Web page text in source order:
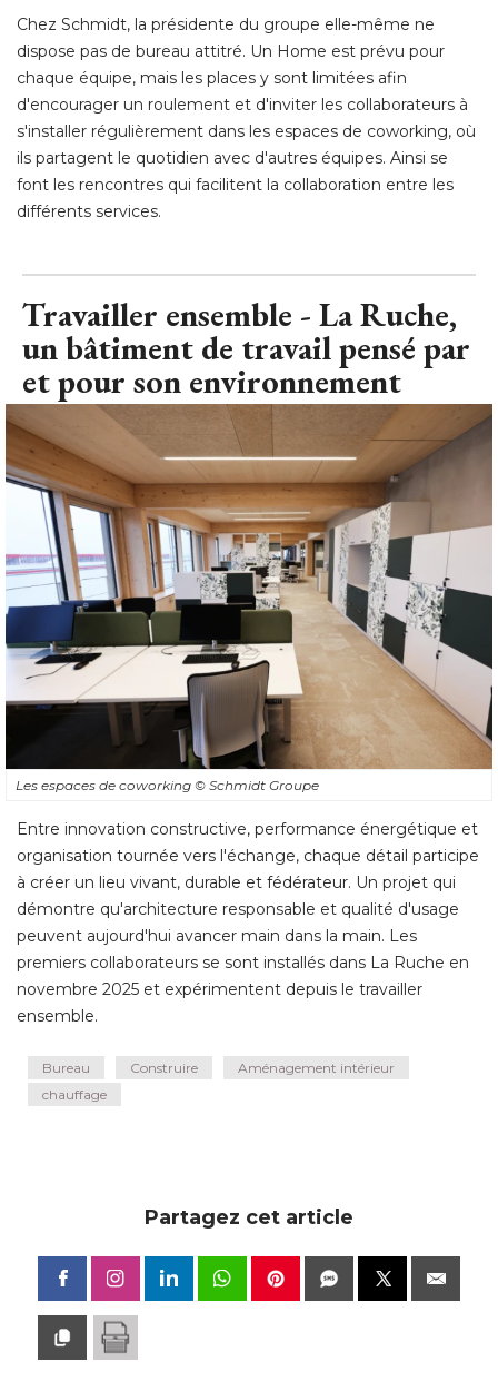
Chez Schmidt, la présidente du groupe elle-même ne
dispose pas de bureau attitré. Un Home est prévu pour
chaque équipe, mais les places y sont limitées afin
d'encourager un roulement et d'inviter les collaborateurs à
s'installer régulièrement dans les espaces de coworking, où
ils partagent le quotidien avec d'autres équipes. Ainsi se
font les rencontres qui facilitent la collaboration entre les
différents services.
Travailler ensemble - La Ruche,
un bâtiment de travail pensé par
et pour son environnement
Les espaces de coworking © Schmidt Groupe
Entre innovation constructive, performance énergétique et
organisation tournée vers l'échange, chaque détail participe
à créer un lieu vivant, durable et fédérateur. Un projet qui
démontre qu'architecture responsable et qualité d'usage
peuvent aujourd'hui avancer main dans la main. Les
premiers collaborateurs se sont installés dans La Ruche en
novembre 2025 et expérimentent depuis le travailler
ensemble.
Bureau Construire
Aménagement intérieur
chauffage
Partagez cet article